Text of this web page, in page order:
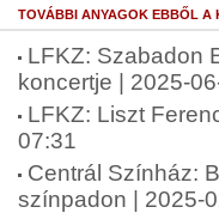
TOVÁBBI ANYAGOK EBBŐL A
LFKZ: Szabadon
koncertje | 2025-
LFKZ: Liszt
07:31
Centrál Színház:
színpadon | 2025-